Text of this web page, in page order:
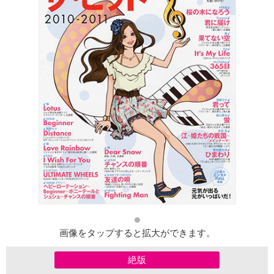
画像をタップすると拡大ができます。
絶版